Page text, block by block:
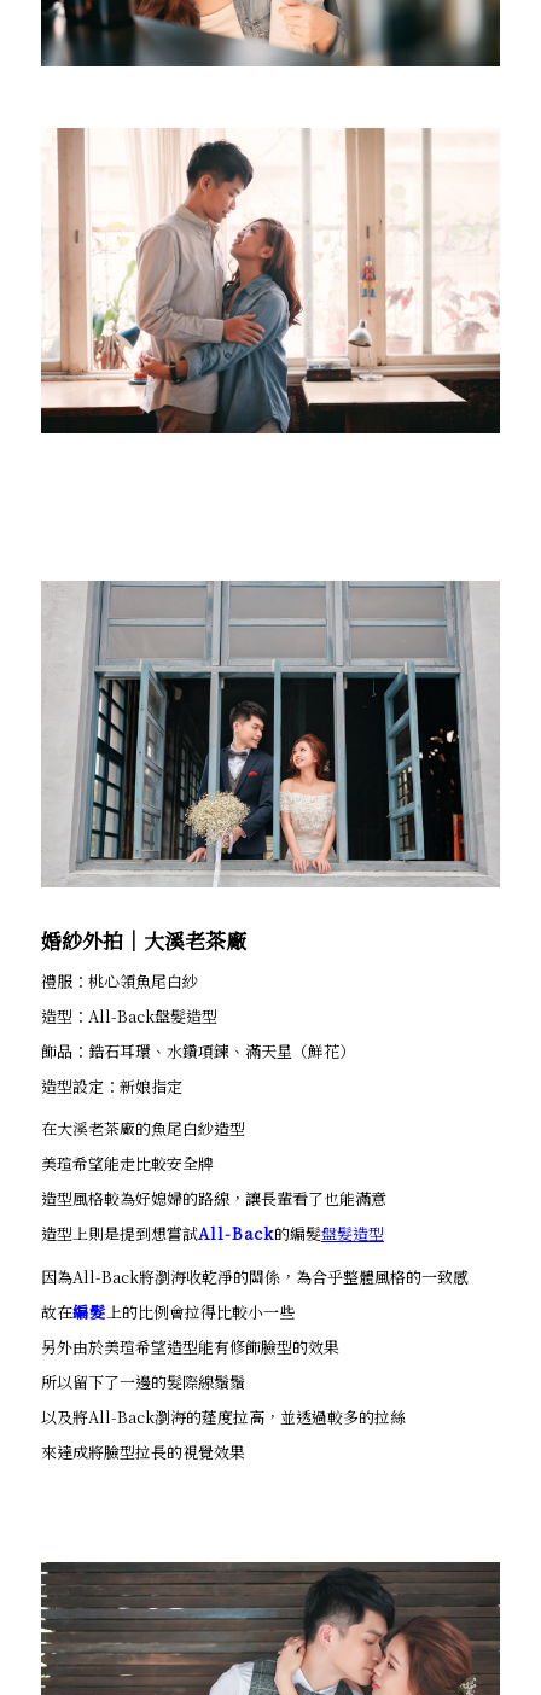
婚紗外拍│大溪老茶廠
禮服：桃心領魚尾白紗
造型：All-Back盤髮造型
飾品：鋯石耳環、水鑽項鍊、滿天星（鮮花）
造型設定：新娘指定
在大溪老茶廠的魚尾白紗造型
美瑄希望能走比較安全牌
造型風格較為好媳婦的路線，讓長輩看了也能滿意
造型上則是提到想嘗試All-Back的編髮盤髮造型
因為All-Back將瀏海收乾淨的關係，為合乎整體風格的一致感
故在編髮上的比例會拉得比較小一些
另外由於美瑄希望造型能有修飾臉型的效果
所以留下了一邊的髮際線鬚鬚
以及將All-Back瀏海的蓬度拉高，並透過較多的拉絲
來達成將臉型拉長的視覺效果